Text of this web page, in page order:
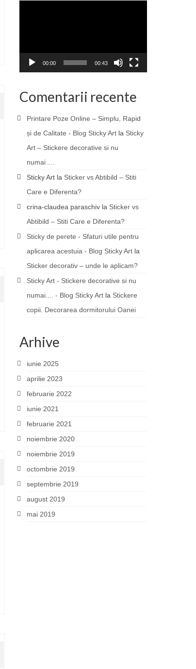
00:00 00:43
Comentarii recente
Printare Poze Online – Simplu, Rapid
și de Calitate - Blog Sticky Artla Sticky
Art – Stickere decorative si nu
numai….
Sticky Artla Sticker vs Abtibild – Stiti
Care e Diferenta?
crina-claudea paraschivla Sticker vs
Abtibild – Stiti Care e Diferenta?
Sticky de perete - Sfaturi utile pentru
aplicarea acestuia - Blog Sticky Artla
Sticker decorativ – unde le aplicam?
Sticky Art - Stickere decorative si nu
numai.... - Blog Sticky Artla Stickere
copii. Decorarea dormitorului Oanei
Arhive
iunie 2025
aprilie 2023
februarie 2022
iunie 2021
februarie 2021
noiembrie 2020
noiembrie 2019
octombrie 2019
septembrie 2019
august 2019
mai 2019